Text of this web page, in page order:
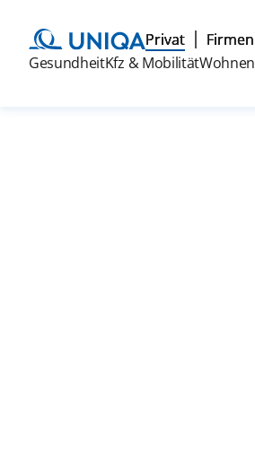
Privat Firmen
GesundheitKfz & MobilitätWohnen